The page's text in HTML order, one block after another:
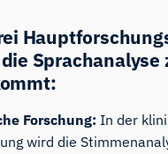
Sprachanalyse
Forschung: In der
wird die